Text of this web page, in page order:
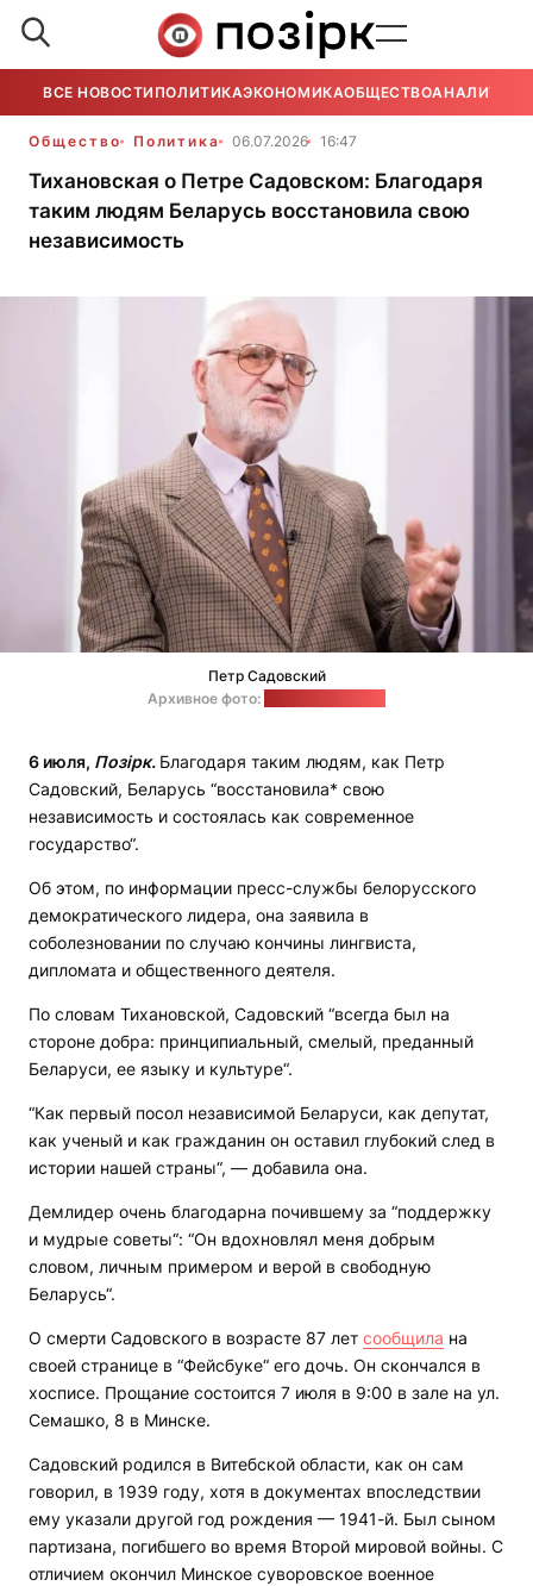
ВСЕ НОВОСТИ ПОЛИТИКАЭКОНОМИКАОБЩЕСТВОАНАЛИТИКА
Общество Политика 06.07.2026 16:47
Тихановская о Петре Садовском: Благодаря
таким людям Беларусь восстановила свою
независимость
Петр Садовский
Архивное фото:
6 июля, Позірк. Благодаря таким людям, как Петр
Садовский, Беларусь “восстановила* свою
независимость и состоялась как современное
государство“.
Об этом, по информации пресс-службы белорусского
демократического лидера, она заявила в
соболезновании по случаю кончины лингвиста,
дипломата и общественного деятеля.
По словам Тихановской, Садовский “всегда был на
стороне добра: принципиальный, смелый, преданный
Беларуси, ее языку и культуре“.
“Как первый посол независимой Беларуси, как депутат,
как ученый и как гражданин он оставил глубокий след в
истории нашей страны“, — добавила она.
Демлидер очень благодарна почившему за “поддержку
и мудрые советы“: “Он вдохновлял меня добрым
словом, личным примером и верой в свободную
Беларусь“.
О смерти Садовского в возрасте 87 лет сообщила на
своей странице в “Фейсбуке“ его дочь. Он скончался в
хосписе. Прощание состоится 7 июля в 9:00 в зале на ул.
Семашко, 8 в Минске.
Садовский родился в Витебской области, как он сам
говорил, в 1939 году, хотя в документах впоследствии
ему указали другой год рождения — 1941-й. Был сыном
партизана, погибшего во время Второй мировой войны. С
отличием окончил Минское суворовское военное